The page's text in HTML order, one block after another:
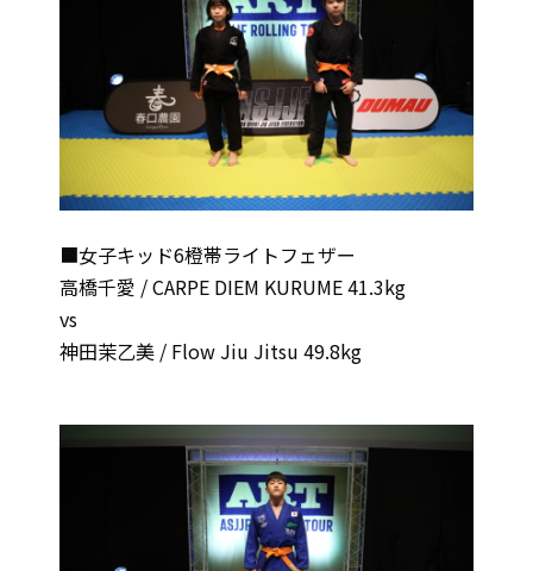
■女子キッド6橙帯ライトフェザー
高橋千愛 / CARPE DIEM KURUME 41.3kg
vs
神田茉乙美 / Flow Jiu Jitsu 49.8kg